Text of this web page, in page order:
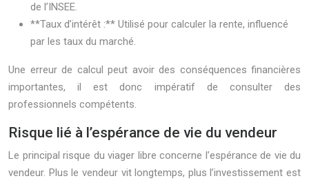
de l’INSEE.
**Taux d’intérêt :** Utilisé pour calculer la rente, influencé
par les taux du marché.
Une erreur de calcul peut avoir des conséquences financières
importantes, il est donc impératif de consulter des
professionnels compétents.
Risque lié à l’espérance de vie du vendeur
Le principal risque du viager libre concerne l’espérance de vie du
vendeur. Plus le vendeur vit longtemps, plus l’investissement est